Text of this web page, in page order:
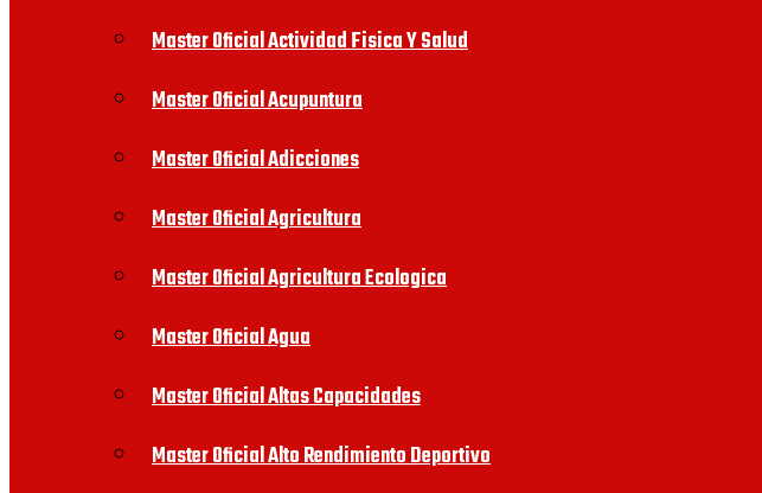
Master Oficial Actividad Fisica Y Salud
Master Oficial Acupuntura
Master Oficial Adicciones
Master Oficial Agricultura
Master Oficial Agricultura Ecologica
Master Oficial Agua
Master Oficial Altas Capacidades
Master Oficial Alto Rendimiento Deportivo